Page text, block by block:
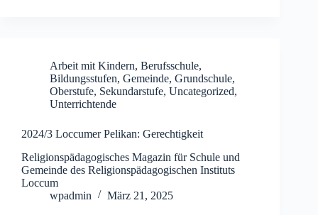
Arbeit mit Kindern, Berufsschule,
Bildungsstufen, Gemeinde, Grundschule,
Oberstufe, Sekundarstufe, Uncategorized,
Unterrichtende
2024/3 Loccumer Pelikan: Gerechtigkeit
Religionspädagogisches Magazin für Schule und
Gemeinde des Religionspädagogischen Instituts
Loccum
wpadmin
März 21, 2025